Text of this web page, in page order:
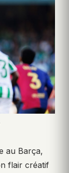
au Barça,
flair créatif